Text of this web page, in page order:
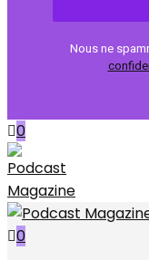
Nous ne
0
0